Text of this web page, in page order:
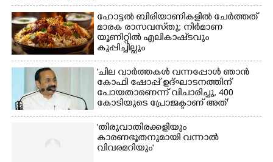
ഹോട്ടൽ ബിരിയാണികളിൽ ചേർത്തത്
മാരക രാസവസ്‌തു; നിർമാണ
യൂണിറ്റിൽ എലികാഷ്‌ടവും
കുപ്പിച്ചില്ലും
'ചില വാർത്തകൾ വന്നപ്പോൾ ഞാൻ
കോഫി ഷോപ്പ് ഉദ്ഘാടനത്തിന്
പോയതാണെന്ന് വിചാരിച്ചു, 400
കോടിയുടെ പ്രോജക്ടാണ് അത്'
'തിരുവാതിരക്കളിയും
കാരണഭൂതനുമായി വന്നാൽ
വിവരമറിയും '